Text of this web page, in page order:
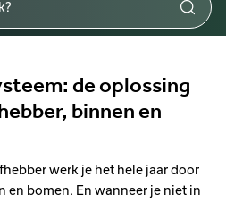
de oplossing
binnen en
werk je het hele jaar door
en bomen. En wanneer je niet in